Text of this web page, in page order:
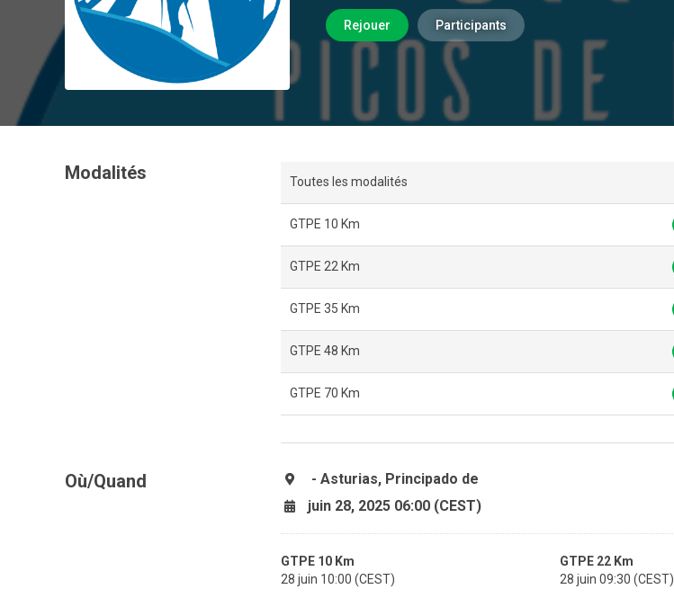
Rejouer Participants
Modalités Toutes les modalités
GTPE 10 Km
GTPE 22 Km
GTPE 35 Km
GTPE 48 Km
GTPE 70 Km
Où/Quand
- Asturias, Principado de
juin 28, 2025 06:00 (CEST)
GTPE 10 Km
28 juin 10:00 (CEST)
GTPE 22 Km
28 juin 09:30 (CEST)